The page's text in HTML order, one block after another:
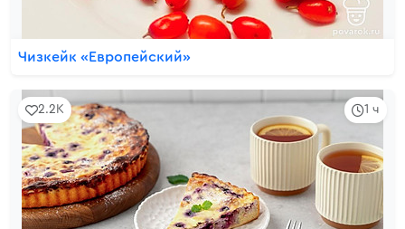
Чизкейк «Европейский»
1 ч
2.2K